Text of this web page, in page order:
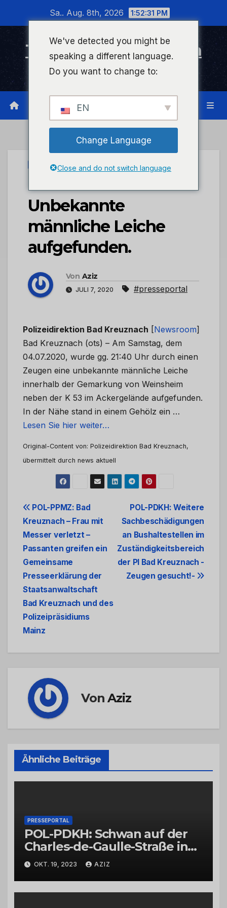
wechseln
Sa.. Aug. 8th, 2026 1:52:32 PM
Timeline Bad Kreuznach
Infonetzwerk für Bad Kreuznach
PRESSEPORTAL
POL-PDKH:
Unbekannte
männliche Leiche
aufgefunden.
Von Aziz
JULI 7, 2020 #presseportal
Polizeidirektion Bad Kreuznach [Newsroom]
Bad Kreuznach (ots) – Am Samstag, dem
04.07.2020, wurde gg. 21:40 Uhr durch einen
Zeugen eine unbekannte männliche Leiche
innerhalb der Gemarkung von Weinsheim
neben der K 53 im Ackergelände aufgefunden.
In der Nähe stand in einem Gehölz ein …
Lesen Sie hier weiter…
Original-Content von: Polizeidirektion Bad Kreuznach,
übermittelt durch news aktuell
Beitrags-
Navigation
POL-PDKH: Weitere
Sachbeschädigungen
an Bushaltestellen im
Zuständigkeitsbereich
der PI Bad Kreuznach -
Zeugen gesucht!-
POL-PPMZ: Bad
Kreuznach – Frau mit
Messer verletzt –
Passanten greifen ein
Gemeinsame
Presseerklärung der
Staatsanwaltschaft
Bad Kreuznach und des
Polizeipräsidiums
Mainz
VonAziz
Ähnliche Beiträge
PRESSEPORTAL
POL-PDKH: Schwan auf der
Charles-de-Gaulle-Straße in
Bad Kreuznach beeinflusst
Feierabendverkehr
OKT. 19, 2023 AZIZ
We've detected you might be
speaking a different language.
Do you want to change to:
EN
Change Language
Close and do not switch language